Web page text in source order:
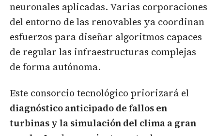
neuronales aplicadas. Varias corporaciones
del entorno de las renovables ya coordinan
esfuerzos para diseñar algoritmos capaces
de regular las infraestructuras complejas
de forma autónoma.
Este consorcio tecnológico priorizará el
diagnóstico anticipado de fallos en
turbinas y la simulación del clima a gran